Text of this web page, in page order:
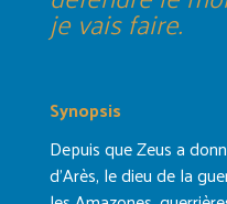
je vais faire.
Synopsis
Depuis que Zeus a
d’Arès, le dieu de la